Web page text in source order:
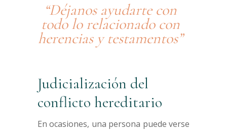
“Déjanos ayudarte con
todo lo relacionado con
herencias y testamentos”
Judicialización del
conflicto hereditario
En ocasiones, una persona puede verse